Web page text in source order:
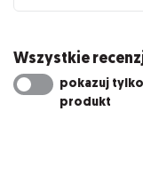
Wszystkie
pokazuj
produkt